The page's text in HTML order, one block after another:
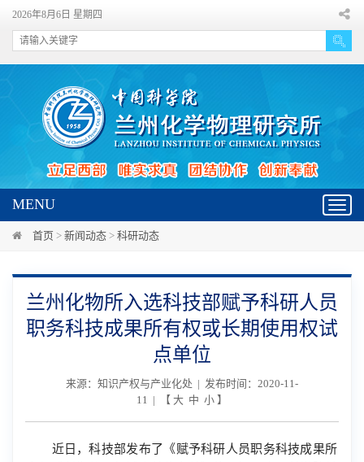
2026年8月6日 星期四
MENU
首页 > 新闻动态 > 科研动态
兰州化物所入选科技部赋予科研人员
职务科技成果所有权或长期使用权试
点单位
来源：知识产权与产业化处 | 发布时间：2020-11-
11 | 【 大 中 小 】
近日，科技部发布了《赋予科研人员职务科技成果所